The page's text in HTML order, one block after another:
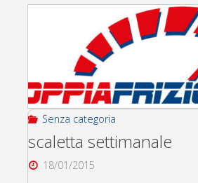
Senza categoria
scaletta settimanale
18/01/2015